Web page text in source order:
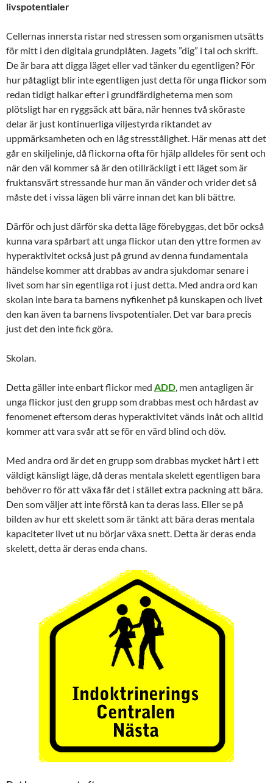
livspotentialer
Cellernas innersta ristar ned stressen som organismen utsätts
för mitt i den digitala grundplåten. Jagets ”dig” i tal och skrift.
De är bara att digga läget eller vad tänker du egentligen? För
hur påtagligt blir inte egentligen just detta för unga flickor som
redan tidigt halkar efter i grundfärdigheterna men som
plötsligt har en ryggsäck att bära, när hennes två sköraste
delar är just kontinuerliga viljestyrda riktandet av
uppmärksamheten och en låg stresstålighet. Här menas att det
går en skiljelinje, då flickorna ofta för hjälp alldeles för sent och
när den väl kommer så är den otillräckligt i ett läget som är
fruktansvärt stressande hur man än vänder och vrider det så
måste det i vissa lägen bli värre innan det kan bli bättre.
Därför och just därför ska detta läge förebyggas, det bör också
kunna vara spårbart att unga flickor utan den yttre formen av
hyperaktivitet också just på grund av denna fundamentala
händelse kommer att drabbas av andra sjukdomar senare i
livet som har sin egentliga rot i just detta. Med andra ord kan
skolan inte bara ta barnens nyfikenhet på kunskapen och livet
den kan även ta barnens livspotentialer. Det var bara precis
just det den inte fick göra.
Skolan.
Detta gäller inte enbart flickor med ADD, men antagligen är
unga flickor just den grupp som drabbas mest och hårdast av
fenomenet eftersom deras hyperaktivitet vänds inåt och alltid
kommer att vara svår att se för en värd blind och döv.
Med andra ord är det en grupp som drabbas mycket hårt i ett
väldigt känsligt läge, då deras mentala skelett egentligen bara
behöver ro för att växa får det i stället extra packning att bära.
Den som väljer att inte förstå kan ta deras lass. Eller se på
bilden av hur ett skelett som är tänkt att bära deras mentala
kapaciteter livet ut nu börjar växa snett. Detta är deras enda
skelett, detta är deras enda chans.